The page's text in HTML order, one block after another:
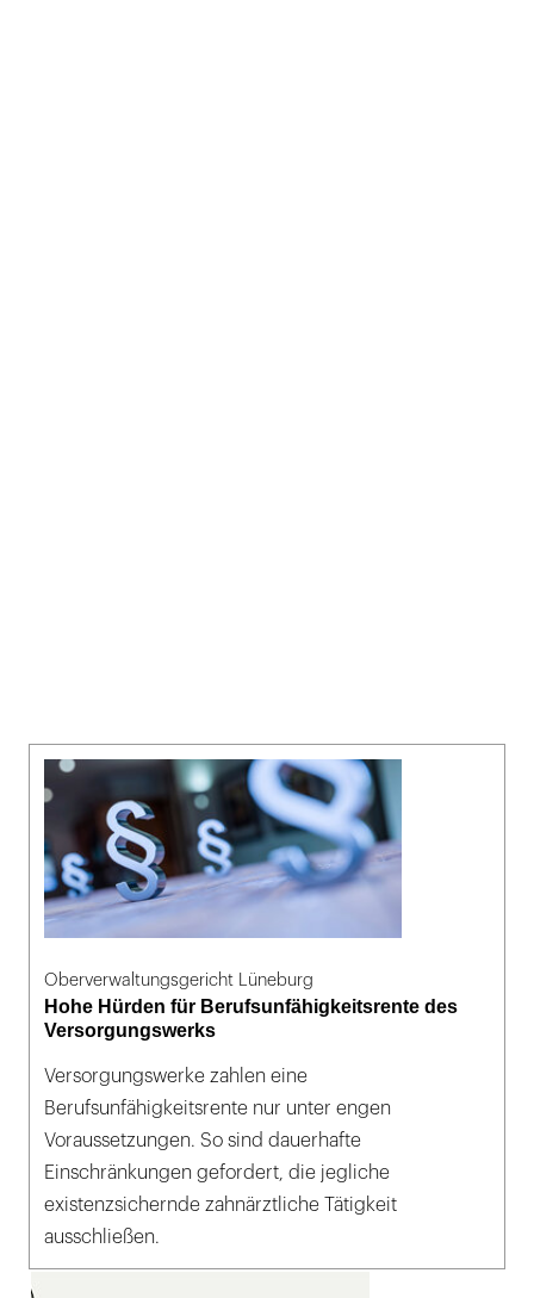
Oberverwaltungsgericht Lüneburg
Hohe Hürden für Berufsunfähigkeitsrente des
Versorgungswerks
Versorgungswerke zahlen eine
Berufsunfähigkeitsrente nur unter engen
Voraussetzungen. So sind dauerhafte
Einschränkungen gefordert, die jegliche
existenzsichernde zahnärztliche Tätigkeit
ausschließen.